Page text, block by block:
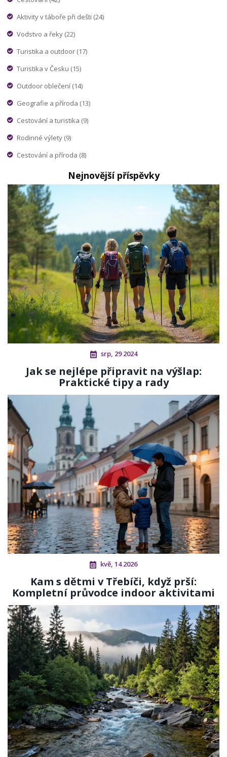
Aktivity v táboře při dešti (24)
Vodstvo a řeky (22)
Turistika a outdoor (17)
Turistika v Česku (15)
Outdoor oblečení (14)
Geografie a příroda (13)
Cestování a turistika (9)
Rodinné výlety (9)
Cestování a příroda (8)
Nejnovější příspěvky
srp, 29 2024
Jak se nejlépe připravit na výšlap:
Praktické tipy a rady
kvě, 14 2026
Kam s dětmi v Třebíči, když prší:
Kompletní průvodce indoor aktivitami